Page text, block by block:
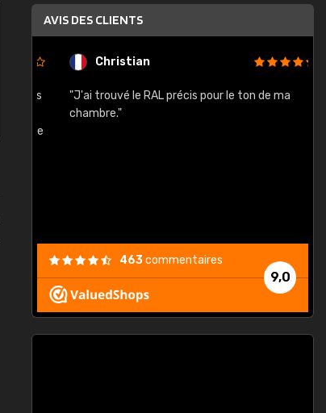
AVIS DES CLIENTS
Christian
"J'ai trouvé le RAL précis pour le ton de ma
chambre."
9,0
463commentaires